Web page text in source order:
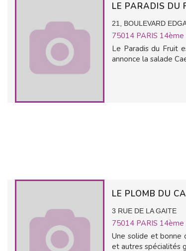
LE PARADIS DU
21, BOULEVARD
75014 PARIS 14ème
Le Paradis du Fruit
annonce la salade
LE PLOMB DU
3 RUE DE LA GAITE
75014 PARIS 14ème
Une solide et bonne
et autres spécialités